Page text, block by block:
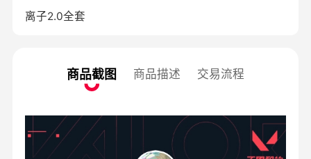
离子2.0全套
商品截图 商品描述 交易流程